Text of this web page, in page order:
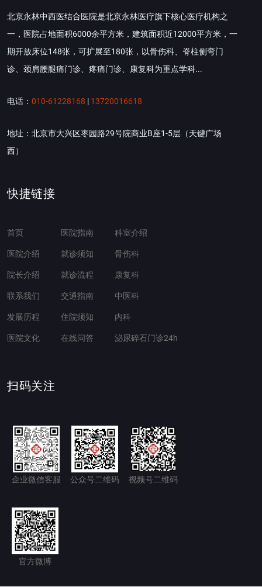
北京永林中西医结合医院是北京永林医疗旗下核心医疗机构之
一，医院占地面积6000余平方米，建筑面积近12000平方米，一
期开放床位148张，可扩展至180张，以骨伤科、脊柱侧弯门
诊、颈肩腰腿痛门诊、疼痛门诊、康复科为重点学科...
电话： 010-61228168 | 13720016618
地址：北京市大兴区枣园路29号院商业B座1-5层（天键广场
西）
快捷链接
首页
医院介绍
院长介绍
联系我们
发展历程
医院文化
医院指南
就诊须知
就诊流程
交通指南
住院须知
在线问答
科室介绍
骨伤科
康复科
中医科
内科
泌尿碎石门诊24h
扫码关注
企业微信客服 公众号二维码 视频号二维码
官方微博